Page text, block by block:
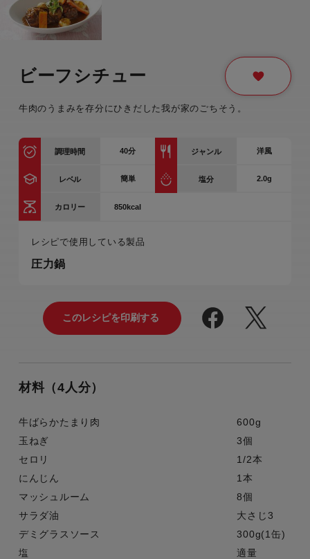
ビーフシチュー
牛肉のうまみを存分にひきだした我が家のごちそう。
調理時間 40分 ジャンル 洋風
レベル 簡単 塩分 2.0g
カロリー 850kcal
レシピで使用している製品
圧力鍋
材料（4人分）
牛ばらかたまり肉
600g
玉ねぎ
3個
セロリ
1/2本
にんじん
1本
マッシュルーム
8個
サラダ油
大さじ3
デミグラスソース
300g(1缶)
塩
適量